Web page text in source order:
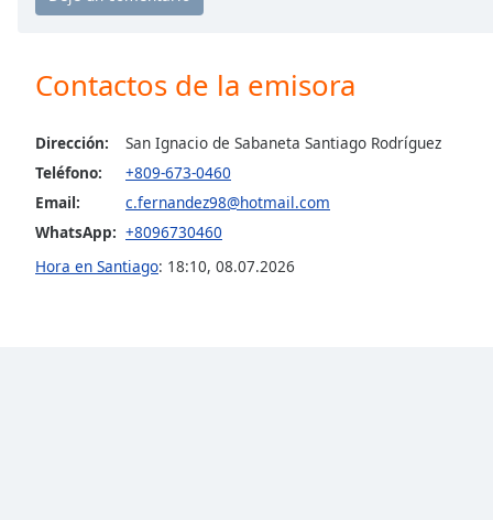
Chapters
off,
selected
Contactos de la emisora
Dirección:
San Ignacio de Sabaneta Santiago Rodríguez
Teléfono:
+809-673-0460
Email:
c.fernandez98@hotmail.com
WhatsApp: +8096730460
Hora en Santiago: 18:10, 08.07.2026